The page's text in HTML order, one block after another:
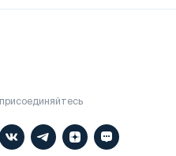
присоединяйтесь